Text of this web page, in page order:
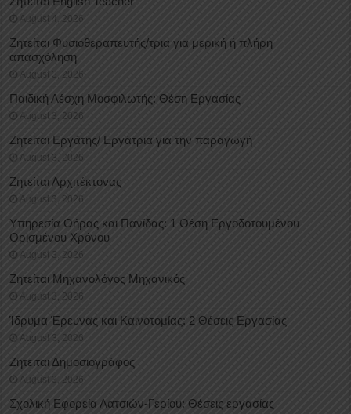
August 4, 2026
Ζητείται Φυσιοθεραπευτής/τρια για μερική ή πλήρη
απασχόληση
August 3, 2026
Παιδική Λέσχη Μοσφιλωτής: Θέση Εργασίας
August 3, 2026
Ζητείται Εργάτης/ Εργάτρια για την παραγωγή
August 3, 2026
Ζητείται Αρχιτέκτονας
August 3, 2026
Υπηρεσία Θήρας και Πανίδας: 1 Θέση Eργοδοτουμένου
Oρισμένου Xρόνου
August 3, 2026
Ζητείται Μηχανολόγος Μηχανικός
August 3, 2026
Ίδρυμα Έρευνας και Καινοτομίας: 2 Θέσεις Εργασίας
August 3, 2026
Ζητείται Δημοσιογράφος
August 3, 2026
Σχολική Εφορεία Λατσιών-Γερίου: Θέσεις εργασίας